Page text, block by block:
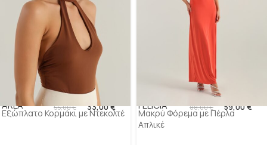
ARLA 55,00€ 33,00€
Εξώπλατο Κορμάκι με Ντεκολτέ
FELICIA 88,00€ 59,00€
Μακρύ Φόρεμα με Πέρλα
Απλικέ